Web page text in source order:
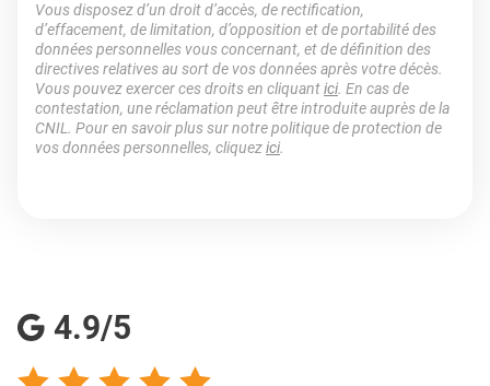
Vous disposez d’un droit d’accès, de rectification,
d’effacement, de limitation, d’opposition et de portabilité des
données personnelles vous concernant, et de définition des
directives relatives au sort de vos données après votre décès.
Vous pouvez exercer ces droits en cliquantici. En cas de
contestation, une réclamation peut être introduite auprès de la
CNIL. Pour en savoir plus sur notre politique de protection de
vos données personnelles, cliquezici.
4.9/5